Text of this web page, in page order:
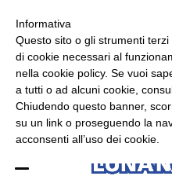
ASCOLTA RADIO LUNA
×
Informativa
Questo sito o gli strumenti
di cookie necessari al
nella cookie policy. Se vuoi
a tutti o ad alcuni cookie,
Chiudendo questo banner,
su un link o proseguendo la
acconsenti all’uso dei cookie.